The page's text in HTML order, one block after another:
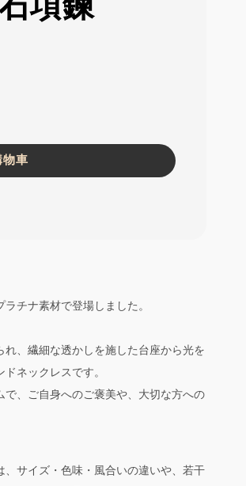
物車
チナ素材で登場しました。
、繊細な透かしを施した台座から光を
ネックレスです。
、ご自身へのご褒美や、大切な方への
サイズ・色味・風合いの違いや、若干